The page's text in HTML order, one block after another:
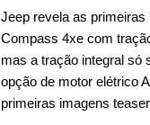
divisão XiaoPaoChe, que
esportivo antes da sua
em testes na região de
cidades mais quentes
de durabilidade.
Jeep revela as
Compass 4xe com
mas a tração integral só
opção de motor elétrico
primeiras imagens